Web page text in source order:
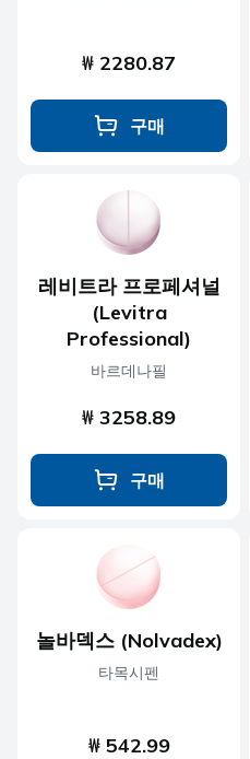
₩ 2280.87
구매
레비트라 프로페셔널
(Levitra
Professional)
바르데나필
₩ 3258.89
구매
놀바덱스 (Nolvadex)
타목시펜
₩ 542.99